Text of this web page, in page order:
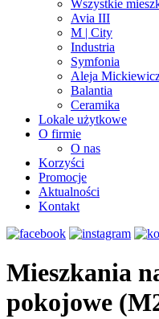
Wszystkie
Avia III
M | City
Industria
Symfonia
Aleja
Balantia
Ceramika
Lokale użytkowe
O firmie
O nas
Korzyści
Promocje
Aktualności
Kontakt
Mieszkania
pokojowe